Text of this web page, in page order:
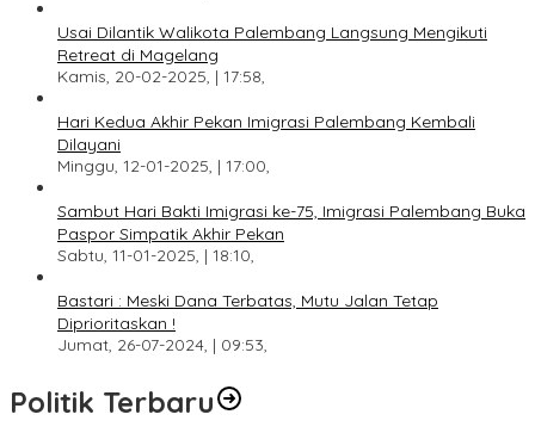
Usai Dilantik Walikota Palembang Langsung Mengikuti
Retreat di Magelang
Kamis, 20-02-2025, | 17:58,
Hari Kedua Akhir Pekan Imigrasi Palembang Kembali
Dilayani
Minggu, 12-01-2025, | 17:00,
Sambut Hari Bakti Imigrasi ke-75, Imigrasi Palembang Buka
Paspor Simpatik Akhir Pekan
Sabtu, 11-01-2025, | 18:10,
Bastari : Meski Dana Terbatas, Mutu Jalan Tetap
Diprioritaskan !
Jumat, 26-07-2024, | 09:53,
Politik Terbaru